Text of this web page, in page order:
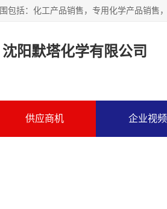
沈阳默塔化学有限公司
供应商机 企业视频